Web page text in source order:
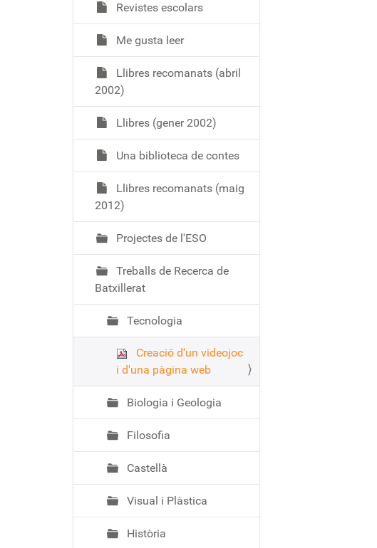
Revistes escolars
Me gusta leer
Llibres recomanats (abril
2002)
Llibres (gener 2002)
Una biblioteca de contes
Llibres recomanats (maig
2012)
Projectes de l'ESO
Treballs de Recerca de
Batxillerat
Tecnologia
Creació d'un videojoc
i d'una pàgina web
Biologia i Geologia
Filosofia
Castellà
Visual i Plàstica
Història